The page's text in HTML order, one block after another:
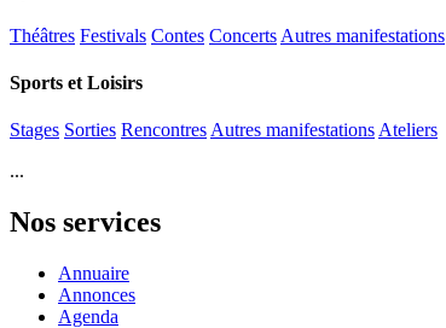
Théâtres Festivals Contes Concerts Autres manifestations
Sports et Loisirs
Stages Sorties Rencontres Autres manifestations Ateliers
...
Nos services
Annuaire
Annonces
Agenda